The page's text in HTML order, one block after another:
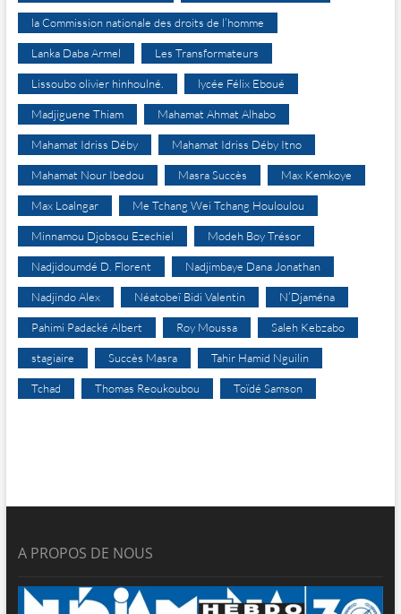
la Commission nationale des droits de l’homme
Lanka Daba Armel Les Transformateurs
Lissoubo olivier hinhoulné. lycée Félix Eboué
Madjiguene Thiam Mahamat Ahmat Alhabo
Mahamat Idriss Déby Mahamat Idriss Déby Itno
Mahamat Nour Ibedou Masra Succès Max Kemkoye
Max Loalngar Me Tchang Wei Tchang Houloulou
Minnamou Djobsou Ezechiel Modeh Boy Trésor
Nadjidoumdé D. Florent Nadjimbaye Dana Jonathan
Nadjindo Alex Néatobeï Bidi Valentin N’Djaména
Pahimi Padacké Albert Roy Moussa Saleh Kebzabo
stagiaire Succès Masra Tahir Hamid Nguilin
Tchad Thomas Reoukoubou Toïdé Samson
A PROPOS DE NOUS